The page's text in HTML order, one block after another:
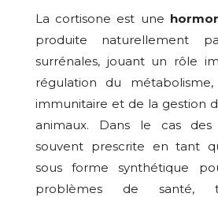
La cortisone est une
produite naturellement
surrénales, jouant un rôle
régulation du
immunitaire et de la gestion
animaux. Dans le cas
souvent prescrite en tant
sous forme synthétique
problèmes de santé,